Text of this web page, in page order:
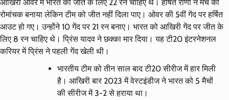
आखिरी ओवर में भारत को जीत के लिए 22 रन चाहिए थे। हर्षित राणा ने मैच को
रोमांचक बनाया लेकिन टीम को जीत नहीं दिला पाए। ओवर की 5वीं गेंद पर हर्षित
आउट हो गए। उन्होंने 10 गेंद पर 21 रन बनाए। भारत को आखिरी गेंद पर जीत के
लिए 8 रन चाहिए थे। प्रिंस यादव ने छक्का मार दिया। यह टी20 इंटरनेशनल
करियर में प्रिंस ने पहली गेंद खेली थी।
भारतीय टीम को तीन साल बाद टी20 सीरीज में हार मिली
है। आखिरी बार 2023 में वेस्टइंडीज ने भारत को 5 मैचों
की सीरीज में 3-2 से हराया था।